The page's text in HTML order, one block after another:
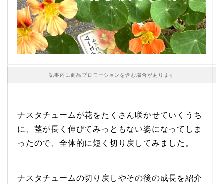
記事内に商品プロモーションを含む場合があります
ナスタチュームが花をたくさん咲かせていくうち
に、茎が長く伸びてみっともない姿になってしま
ったので、全体的に短く切り戻してみました。
ナスタチュームの切り戻しやその後の成長を紹介